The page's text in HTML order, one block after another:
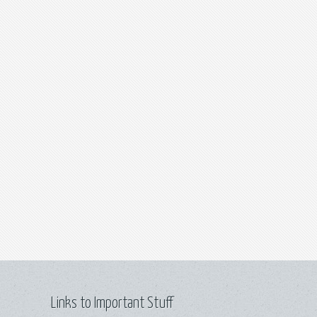
Links to Important Stuff